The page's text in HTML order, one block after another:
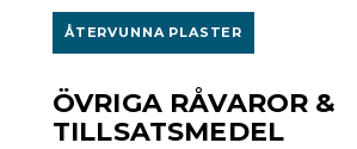
ÅTERVUNNA PLASTER
ÖVRIGA RÅVAROR &
TILLSATSMEDEL